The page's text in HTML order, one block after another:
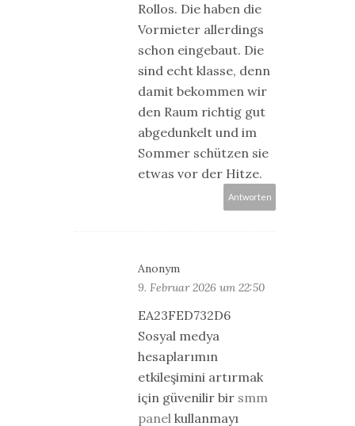
Rollos. Die haben die
Vormieter allerdings
schon eingebaut. Die
sind echt klasse, denn
damit bekommen wir
den Raum richtig gut
abgedunkelt und im
Sommer schützen sie
etwas vor der Hitze.
Antworten
Anonym
9. Februar 2026 um 22:50
EA23FED732D6
Sosyal medya
hesaplarımın
etkileşimini artırmak
için güvenilir bir smm
panel kullanmayı